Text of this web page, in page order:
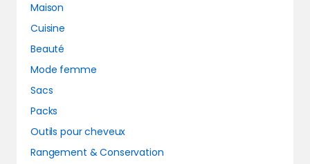
Maison
Cuisine
Beauté
Mode femme
Sacs
Packs
Outils pour cheveux
Rangement & Conservation